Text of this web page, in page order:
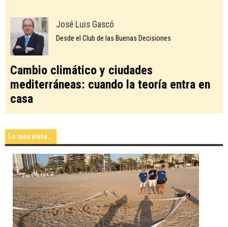
José Luis Gascó
Desde el Club de las Buenas Decisiones
Cambio climático y ciudades
mediterráneas: cuando la teoría entra en
casa
Lo más visto...